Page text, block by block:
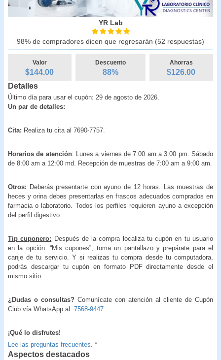
YR Lab
98% de compradores dicen que regresarán (52 respuestas)
Valor
$144.00
Descuento
88%
Ahorras
$126.00
Detalles
Último día para usar el cupón: 29 de agosto de 2026.
Un par de detalles:
Cita: Realiza tu cita al 7690-7757.
Horarios de atención: Lunes a viernes de 7:00 am a 3:00 pm. Sábado
de 8:00 am a 12:00 md. Recepción de muestras de 7:00 am a 9:00 am.
Otros: Deberás presentarte con ayuno de 12 horas. Las muestras de
heces y orina debes presentarlas en frascos adecuados comprados en
farmacia o laboratorio. Todos los perfiles requieren ayuno a excepción
del perfil digestivo.
Tip cuponero: Después de la compra localiza tu cupón en tu usuario
en la opción: “Mis cupones”, toma un pantallazo y prepárate para el
canje de tu servicio. Y si realizas tu compra desde tu computadora,
podrás descargar tu cupón en formato PDF directamente desde el
mismo sitio.
¿Dudas o consultas? Comunícate con atención al cliente de Cupón
Club vía WhatsApp al: 7568-9447
¡Qué lo disfrutes!
Lee las preguntas frecuentes. *
Aspectos destacados